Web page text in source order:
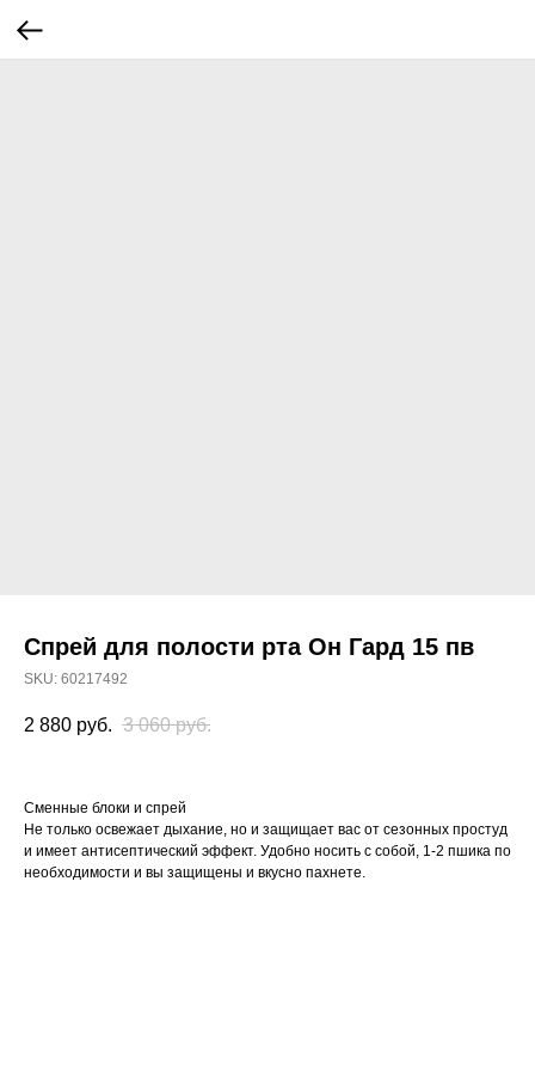
Спрей для полости рта Он Гард 15 пв
SKU: 60217492
2 880 руб. 3 060 руб.
Сменные блоки и спрей
Не только освежает дыхание, но и защищает вас от сезонных простуд
и имеет антисептический эффект. Удобно носить с собой, 1-2 пшика по
необходимости и вы защищены и вкусно пахнете.